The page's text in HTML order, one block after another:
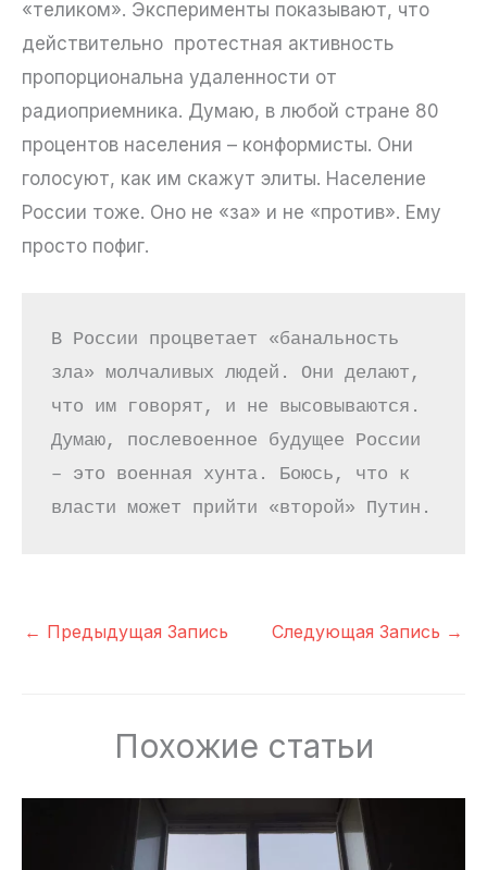
«теликом». Эксперименты показывают, что
действительно протестная активность
пропорциональна удаленности от
радиоприемника. Думаю, в любой стране 80
процентов населения – конформисты. Они
голосуют, как им скажут элиты. Население
России тоже. Оно не «за» и не «против». Ему
просто пофиг.
В России процветает «банальность
зла» молчаливых людей. Они делают,
что им говорят, и не высовываются.
Думаю, послевоенное будущее России
– это военная хунта. Боюсь, что к
власти может прийти «второй» Путин.
← Предыдущая Запись Следующая Запись →
Похожие статьи